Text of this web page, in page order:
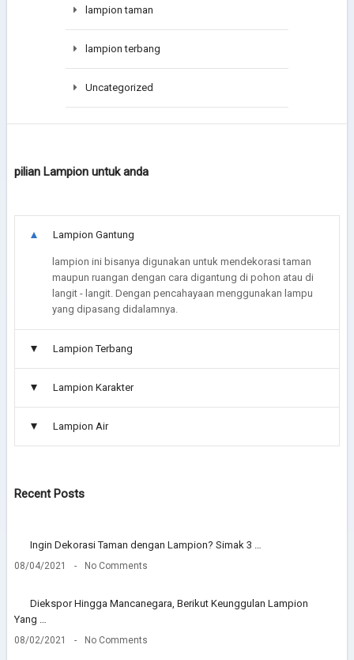
lampion taman
lampion terbang
Uncategorized
pilian Lampion untuk anda
Lampion Gantung
lampion ini bisanya digunakan untuk mendekorasi taman
maupun ruangan dengan cara digantung di pohon atau di
langit - langit. Dengan pencahayaan menggunakan lampu
yang dipasang didalamnya.
Lampion Terbang
Lampion Karakter
Lampion Air
Recent Posts
Ingin Dekorasi Taman dengan Lampion? Simak 3 …
08/04/2021 No Comments
Diekspor Hingga Mancanegara, Berikut Keunggulan Lampion
Yang …
08/02/2021 No Comments